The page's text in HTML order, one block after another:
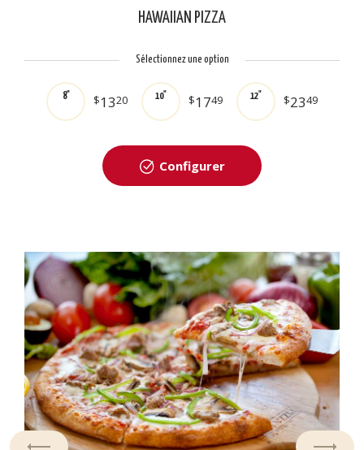
HAWAIIAN PIZZA
Sélectionnez une option
8" $1320 10" $1749 12" $2349
Configurer